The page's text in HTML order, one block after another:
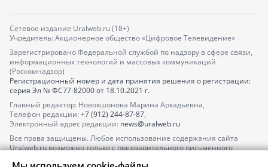
Сетевое издание Uralweb.ru (18+)
Учредитель: Акционерное общество «Цифровое Телевидение»
Зарегистрировано Федеральной службой по надзору в сфере связи,
информационных технологий и массовых коммуникаций
(Роскомнадзор)
Регистрационный номер и дата принятия решения о регистрации:
серия Эл № ФС77-82000от 18.10.2021 г.
Главный редактор: Новокшонова Марина Аркадьевна,
Телефон редакции: +7 (912) 244-87-87,
Электронный адрес редакции: news@uralweb.ru
Все права защищены. Любое использование содержания сайта
Uralweb.ru возможно только с предварительного письменного